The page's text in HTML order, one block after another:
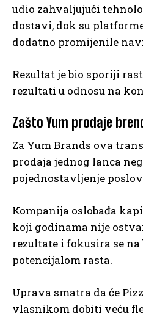
udio zahvaljujući
dostavi, dok su
dodatno promijenile
Rezultat je bio sporiji
rezultati u odnosu na
Zašto Yum prodaje
Za Yum Brands ova
prodaja jednog lanca
pojednostavljenje
Kompanija oslobađa
koji godinama nije
rezultate i fokusira se
potencijalom rasta.
Uprava smatra da će
vlasnikom dobiti veću